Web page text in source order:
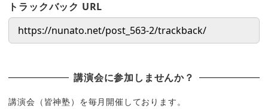
トラックバック URL
講演会に参加しませんか？
講演会（皆神塾）を毎月開催しております。